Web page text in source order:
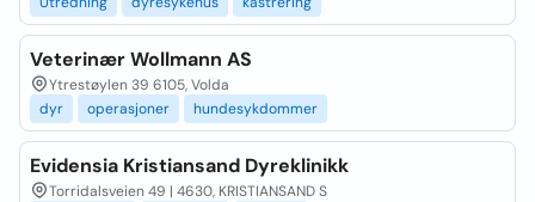
Veterinær Wollmann AS
Ytrestøylen 39 6105, Volda
dyr
operasjoner hundesykdommer
Evidensia Kristiansand Dyreklinikk
Torridalsveien 49 | 4630, KRISTIANSAND S